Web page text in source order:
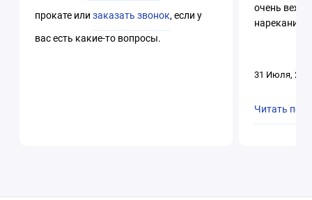
прокате илизаказать звонок, если у
вас есть какие-то вопросы.
очень
нареканий.
31 Июля,
Читать